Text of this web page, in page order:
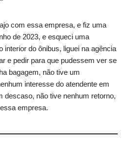
com essa empresa, e fiz uma
de 2023, e esqueci uma
interior do ônibus, liguei na agência
e pedir para que pudessem ver se
bagagem, não tive um
interesse do atendente em
descaso, não tive nenhum retorno,
empresa.